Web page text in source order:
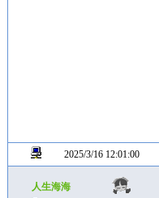
2025/3/16 12:01:00
人生海海